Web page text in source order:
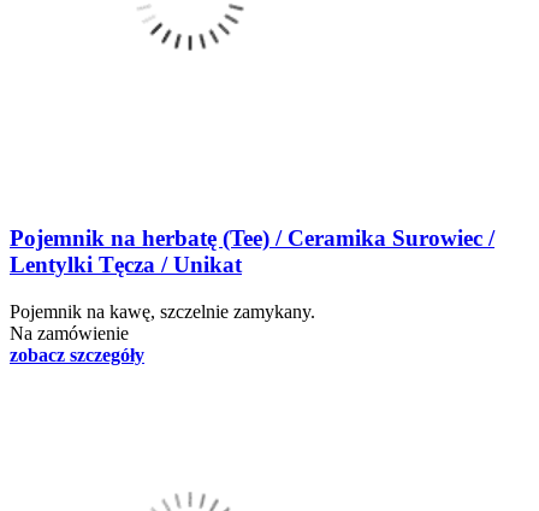
Pojemnik na herbatę (Tee) / Ceramika Surowiec /
Lentylki Tęcza / Unikat
Pojemnik na kawę, szczelnie zamykany.
Na zamówienie
zobacz szczegóły